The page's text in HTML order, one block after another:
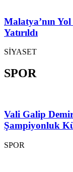
Malatya’nın
Yatırıldı
SİYASET
SPOR
Vali Galip
Şampiyonluk
SPOR